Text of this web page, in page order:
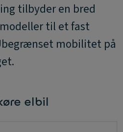
tilbyder en bred
til et fast
mobilitet på
elbil